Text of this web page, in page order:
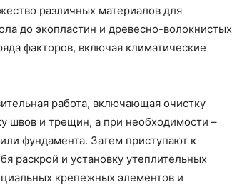
различных материалов для
до экопластин и древесно-волокнистых
факторов, включая климатические
работа, включающая очистку
швов и трещин, а при необходимости –
фундамента. Затем приступают к
раскрой и установку утеплительных
крепежных элементов и